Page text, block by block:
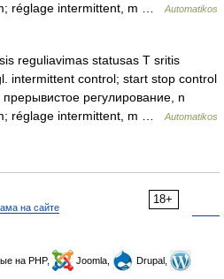
réglage intermittent, m …
Automatikos
reguliavimas statusas T sritis
intermittent control; start stop control
регулирование, n
réglage intermittent, m …
Automatikos
18+
на сайте
на PHP, Joomla,
Drupal,